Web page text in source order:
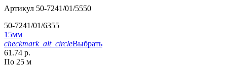
Артикул 50-7241/01/5550
50-7241/01/6355
15мм
checkmark_alt_circleВыбрать
61.74 р.
По 25 м